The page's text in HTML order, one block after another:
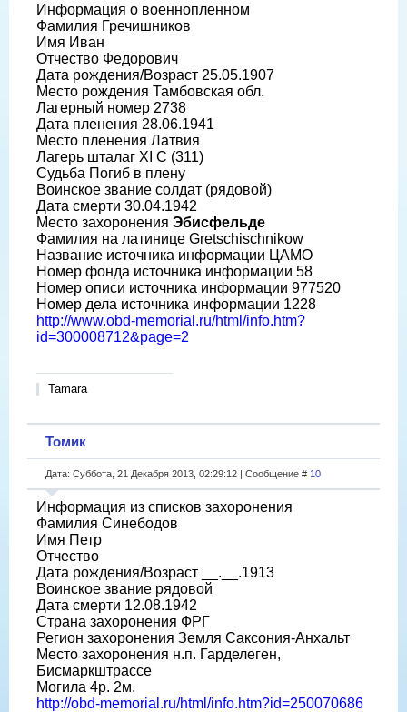
Информация о военнопленном
Фамилия Гречишников
Имя Иван
Отчество Федорович
Дата рождения/Возраст 25.05.1907
Место рождения Тамбовская обл.
Лагерный номер 2738
Дата пленения 28.06.1941
Место пленения Латвия
Лагерь шталаг XI C (311)
Судьба Погиб в плену
Воинское звание солдат (рядовой)
Дата смерти 30.04.1942
Место захоронения Эбисфельде
Фамилия на латинице Gretschischnikow
Название источника информации ЦАМО
Номер фонда источника информации 58
Номер описи источника информации 977520
Номер дела источника информации 1228
http://www.obd-memorial.ru/html/info.htm?
id=300008712&page=2
Tamara
Томик
Дата: Суббота, 21 Декабря 2013, 02:29:12 | Сообщение # 10
Информация из списков захоронения
Фамилия Синебодов
Имя Петр
Отчество
Дата рождения/Возраст __.__.1913
Воинское звание рядовой
Дата смерти 12.08.1942
Страна захоронения ФРГ
Регион захоронения Земля Саксония-Анхальт
Место захоронения н.п. Гарделеген,
Бисмаркштрассе
Могила 4р. 2м.
http://obd-memorial.ru/html/info.htm?id=250070686